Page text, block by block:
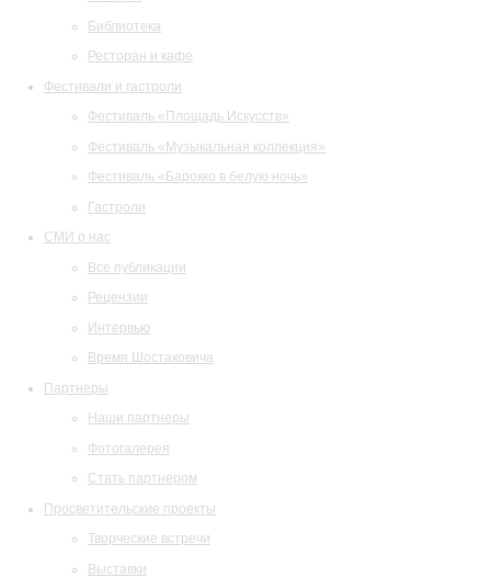
Библиотека
Ресторан и кафе
Фестивали и гастроли
Фестиваль «Площадь Искусств»
Фестиваль «Музыкальная коллекция»
Фестиваль «Барокко в белую ночь»
Гастроли
СМИ о нас
Все публикации
Рецензии
Интервью
Время Шостаковича
Партнеры
Наши партнеры
Фотогалерея
Стать партнером
Просветительские проекты
Творческие встречи
Выставки